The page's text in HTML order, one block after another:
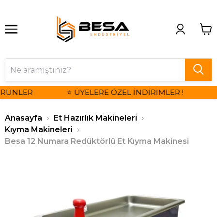
⭐ ÜYELERE ÖZEL İNDİRİMLER !
Anasayfa
Et Hazırlık Makineleri
Kıyma Makineleri
Besa 12 Numara Redüktörlü Et Kıyma Makinesi